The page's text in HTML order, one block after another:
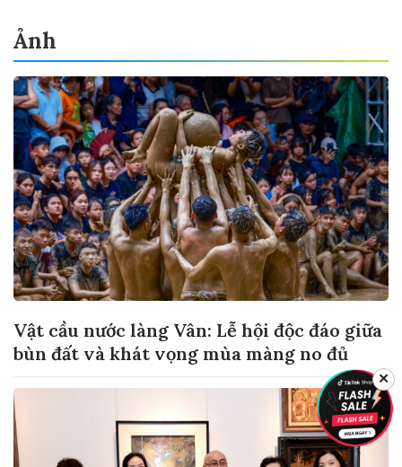
Ảnh
Vật cầu nước làng Vân: Lễ hội độc đáo giữa
bùn đất và khát vọng mùa màng no đủ
✕